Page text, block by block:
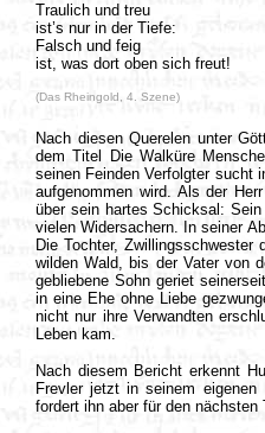
Traulich und treu
ist’s nur in der Tiefe:
Falsch und feig
ist, was dort oben sich freut!
(Das Rheingold, 4. Szene)
Nach diesen Querelen unter
dem Titel Die Walküre
seinen Feinden Verfolgter sucht
aufgenommen wird. Als der
über sein hartes Schicksal:
vielen Widersachern. In seiner
Die Tochter,
wilden Wald, bis der Vater von
gebliebene Sohn geriet
in eine Ehe ohne Liebe
nicht nur ihre Verwandten
Leben kam.
Nach diesem Bericht erkennt
Frevler jetzt in seinem
fordert ihn aber für den nächsten